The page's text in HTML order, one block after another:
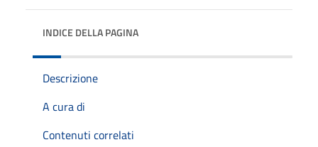
INDICE DELLA PAGINA
Descrizione
A cura di
Contenuti correlati